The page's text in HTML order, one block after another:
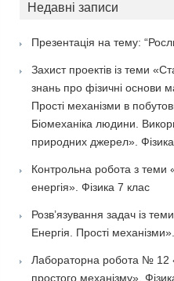
Недавні записи
Презентація на тему:
Захист проектів із теми
знань про фізичні основи
Прості механізми в
Біомеханіка людини.
природних джерел».
Контрольна робота з теми
енергія». Фізика 7 клас
Розв’язування задач із
Енергія. Прості
Лабораторна робота № 12
простого механізму».